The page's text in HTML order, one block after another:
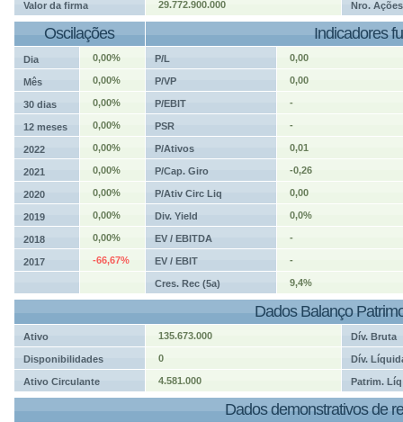
Valor da firma 29.772.900.000 Nro. Ações
Oscilações Indicadores
Dia 0,00% P/L 0,00
Mês 0,00% P/VP 0,00
30 dias 0,00% P/EBIT -
12 meses 0,00% PSR -
2022 0,00% P/Ativos 0,01
2021 0,00% P/Cap. Giro -0,26
2020 0,00% P/Ativ Circ Liq 0,00
2019 0,00% Div. Yield 0,0%
2018 0,00% EV / EBITDA -
2017 -66,67% EV / EBIT -
Cres. Rec (5a) 9,4%
Dados Balanço
Ativo 135.673.000 Dív. Bruta
Disponibilidades 0 Dív.
Ativo Circulante 4.581.000 Patrim. Líq
Dados demonstrativos de